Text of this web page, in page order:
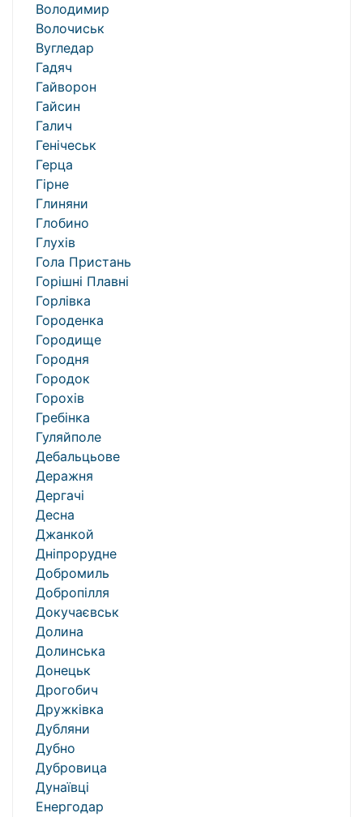
Володимир
Волочиськ
Вугледар
Гадяч
Гайворон
Гайсин
Галич
Генічеськ
Герца
Гірне
Глиняни
Глобино
Глухів
Гола Пристань
Горішні Плавні
Горлівка
Городенка
Городище
Городня
Городок
Горохів
Гребінка
Гуляйполе
Дебальцьове
Деражня
Дергачі
Десна
Джанкой
Дніпрорудне
Добромиль
Добропілля
Докучаєвськ
Долина
Долинська
Донецьк
Дрогобич
Дружківка
Дубляни
Дубно
Дубровица
Дунаївці
Енергодар